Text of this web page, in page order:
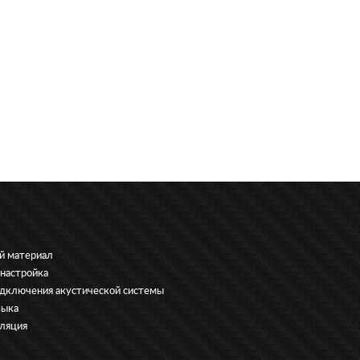
материал
акустической системы